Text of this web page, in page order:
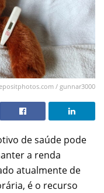
/ gunnar3000
de saúde pode
a renda
atualmente de
é o recurso